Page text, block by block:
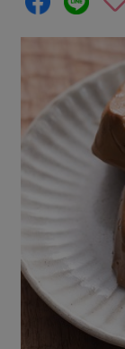
芽苗類
辛香料類
奶蛋豆・五穀
蛋
豆製品
水畜加工品
調理食材・點心
海鮮
常備菜
料理方式
烘焙．點心
預購活動
把最好的台灣味帶
防災用品預購圓滿
2026年端午節預
更多預購活動
傳到心坎裡，誠心
合作25-經典快閃
合作25-精選產品
綠主張
觀點文章
主婦食堂
社內大小事
關注議題
關於合作社
認識合作社
關於我們
產品檢驗
自主把關
重要公告